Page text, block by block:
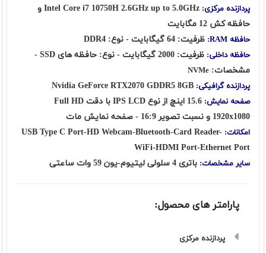
پردازنده مرکزی:
Intel Core i7 10750H 2.6GHz up to 5.0GHz و
حافظه کش 12 مگابایت
حافظه RAM: ظرفیت: 64 گیگابایت - نوع: DDR4
حافظه داخلی:
ظرفیت: 2000 گیگابایت - نوع: حافظه های SSD -
مشخصات: NVMe
پردازنده گرافیکی:
صفحه نمایش:
15.6 اینچ از نوع IPS LCD با دقت Full HD
1920x1080 و نسبت تصویر 16:9 - صفحه نمایش مات
امکانات: USB Type C Port-HD Webcam-Bluetooth-Card Reader-
WiFi-HDMI Port-Ethernet Port
سایر مشخصات: باتری 4 سلولی لیتیوم-یون 59 وات ساعتی
پارامتر های محصول:
پردازنده مرکزی